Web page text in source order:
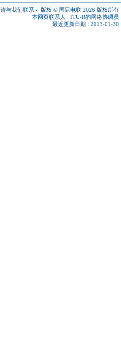
请与我们联系 - 版权 © 国际电联 2026 版权所有
本网页联系人 : ITU-R的网络协调员
最近更新日期 : 2013-01-30